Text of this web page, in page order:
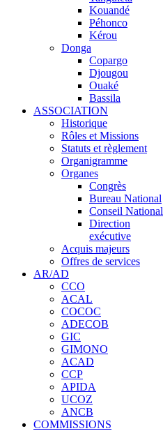
Kouandé
Péhonco
Kérou
Donga
Copargo
Djougou
Ouaké
Bassila
ASSOCIATION
Historique
Rôles et Missions
Statuts et règlement
Organigramme
Organes
Congrès
Bureau National
Conseil National
Direction
exécutive
Acquis majeurs
Offres de services
AR/AD
CCO
ACAL
COCOC
ADECOB
GIC
GIMONO
ACAD
CCP
APIDA
UCOZ
ANCB
COMMISSIONS